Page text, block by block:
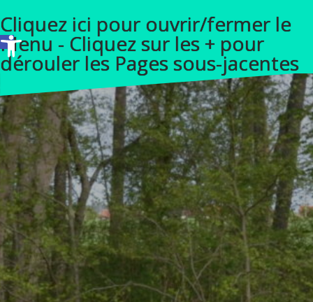
Ouvrir la barre d’outils
l
l
e
a
u
c
o
n
t
n
u
Cliquez ici pour ouvrir/fermer le
Menu - Cliquez sur les + pour
dérouler les Pages sous-jacentes